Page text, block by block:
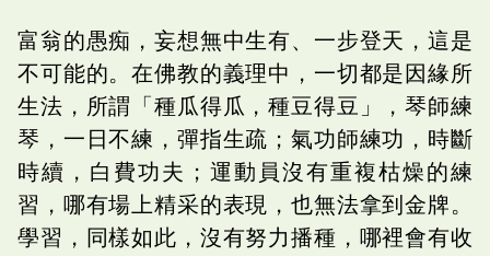
富翁的愚痴，妄想無中生有、一步登天，這是
不可能的。在佛教的義理中，一切都是因緣所
生法，所謂「種瓜得瓜，種豆得豆」，琴師練
琴，一日不練，彈指生疏；氣功師練功，時斷
時續，白費功夫；運動員沒有重複枯燥的練
習，哪有場上精采的表現，也無法拿到金牌。
學習，同樣如此，沒有努力播種，哪裡會有收